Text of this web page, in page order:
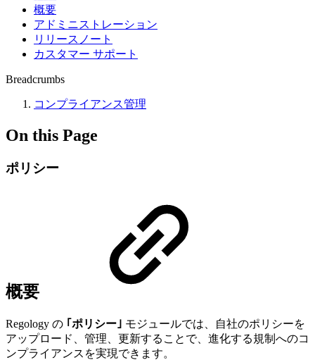
概要
アドミニストレーション
リリースノート
カスタマー サポート
Breadcrumbs
コンプライアンス管理
On this Page
ポリシー
概要
Regology の ｢ポリシー｣ モジュールでは、自社のポリシーを
アップロード、管理、更新することで、進化する規制へのコ
ンプライアンスを実現できます。